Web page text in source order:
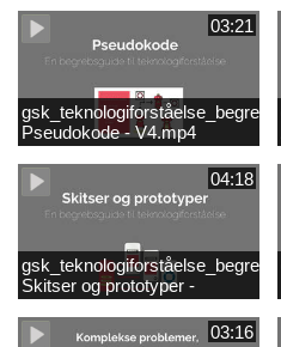
03:21
Pseudokode - V4.mp4
04:18
Skitser og prototyper -
V4.mp4
03:16